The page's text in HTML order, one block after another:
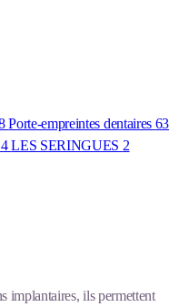
Porte-empreintes dentaires 63
4LES SERINGUES 2
implantaires, ils permettent